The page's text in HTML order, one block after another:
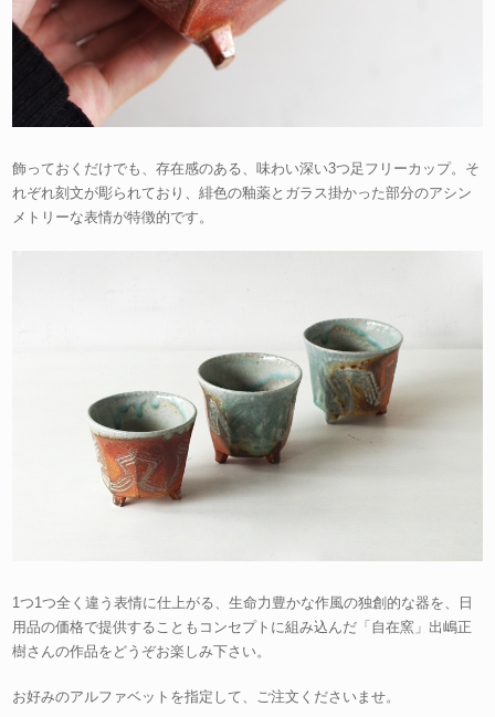
飾っておくだけでも、存在感のある、味わい深い3つ足フリーカップ。そ
れぞれ刻文が彫られており、緋色の釉薬とガラス掛かった部分のアシン
メトリーな表情が特徴的です。
1つ1つ全く違う表情に仕上がる、生命力豊かな作風の独創的な器を、日
用品の価格で提供することもコンセプトに組み込んだ「自在窯」出嶋正
樹さんの作品をどうぞお楽しみ下さい。
お好みのアルファベットを指定して、ご注文くださいませ。